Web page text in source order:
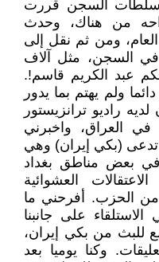
سلطات السجن قررت
من هناك، وحدث
ومن ثم نقل إلى
السجن، مثل آلاف
عبد الكريم قاسم!.
ولم يهتم بما يدور
راديو ترانزيستور
العراق، واخبرني
تدعى (بكي إيران) وهي
بعض مناطق بغداد
العشوائية
من الحزب. أفرحني ما
على جانبنا
للبث من بكي إيران،
وكنا يوميا بعد